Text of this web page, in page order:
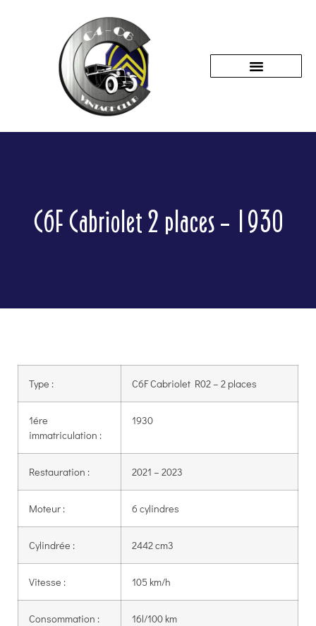
C6F Cabriolet 2 places – 1930
Type : C6F Cabriolet R02 – 2 places
1ére
immatriculation :
1930
Restauration : 2021 – 2023
Moteur : 6 cylindres
Cylindrée : 2442 cm3
Vitesse : 105 km/h
Consommation : 16l/100 km